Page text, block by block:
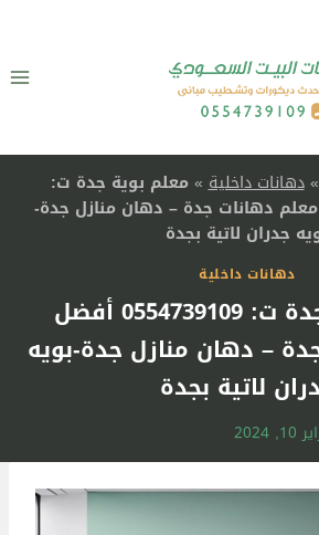
دهانات داخلية»معلم بوية جدة ت:
أفضل معلم دهانات جدة – دهان منازل جدة-
جدران لاتية بجدة
دهانات داخلية
معلم بوية جدة ت: 0554739109 أفضل
– دهان منازل جدة-بويه
لاتية بجدة
2024